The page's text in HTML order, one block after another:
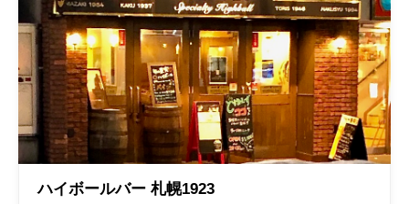
ハイボールバー 札幌1923